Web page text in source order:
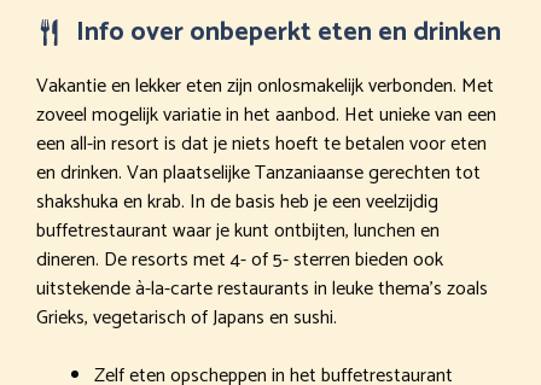
Info over onbeperkt eten en drinken
Vakantie en lekker eten zijn onlosmakelijk verbonden. Met
zoveel mogelijk variatie in het aanbod. Het unieke van een
een all-in resort is dat je niets hoeft te betalen voor eten
en drinken. Van plaatselijke Tanzaniaanse gerechten tot
shakshuka en krab. In de basis heb je een veelzijdig
buffetrestaurant waar je kunt ontbijten, lunchen en
dineren. De resorts met 4- of 5- sterren bieden ook
uitstekende à-la-carte restaurants in leuke thema’s zoals
Grieks, vegetarisch of Japans en sushi.
Zelf eten opscheppen in het buffetrestaurant